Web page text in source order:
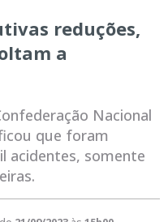
reduções,
a
Nacional
que foram
acidentes, somente